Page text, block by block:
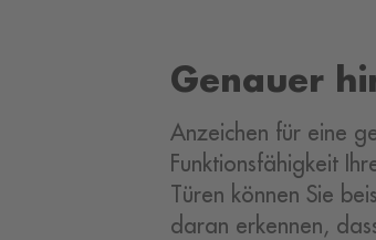
Genauer
Anzeichen für eine
Funktionsfähigkeit
Türen können Sie
daran erkennen,